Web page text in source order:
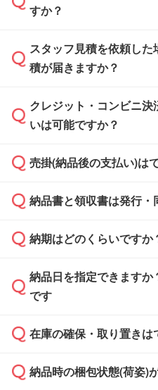
すか？
可能です。見積・注文
まま進む』ボタンから
スタッフ見積を依頼し
積が届きますか？
通常、翌営業日までに
雑状況によっては、お
依頼いただいた場合は
クレジット・コンビニ
いは可能ですか？
銀行振込のみのご対応
売掛(納品後の支払い)は
基本的には先入金をお
どの場合は、月末締め
また、卒業・卒園記念
校や幼稚園・保育園で
ご希望の際は担当スタ
ください。
納品書と領収書は発行・
納品書・領収書は ご依
ず、通常はPDFデータ
ます。
たは注文フォームの『
納期はどのくらいですか
・印刷する場合(500個
ご入金、イメージ画像
ご入金確認後、1～2営
納品日を指定できます
です
ご希望の納期がある場
い。
在庫の確保・取り置きは
ご入金確認後に在庫を
納品時の梱包状態(荷姿)